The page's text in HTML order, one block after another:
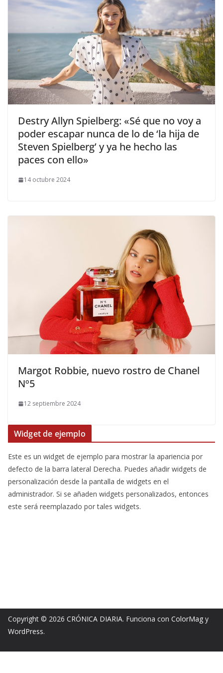
​Destry Allyn Spielberg: «Sé que no voy a
poder escapar nunca de lo de ‘la hija de
Steven Spielberg’ y ya he hecho las
paces con ello»
14 octubre 2024
​Margot Robbie, nuevo rostro de Chanel
Nº5
12 septiembre 2024
Widget de ejemplo
Este es un widget de ejemplo para mostrar la apariencia por
defecto de la barra lateral Derecha. Puedes añadir widgets de
personalización desde la pantalla de widgets en el
administrador. Si se añaden widgets personalizados, entonces
este será reemplazado por tales widgets.
Copyright © 2026 CRÓNICA DIARIA. Funciona con ColorMag y
WordPress.